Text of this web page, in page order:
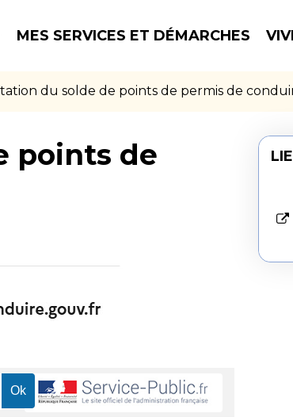
MES SERVICES ET DÉMARCHES
du solde de points de permis de
points de